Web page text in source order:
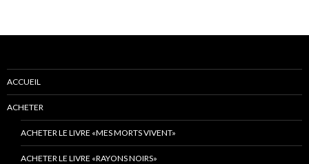
ACCUEIL
ACHETER
ACHETER LE LIVRE «MES MORTS VIVENT»
ACHETER LE LIVRE «RAYONS NOIRS»